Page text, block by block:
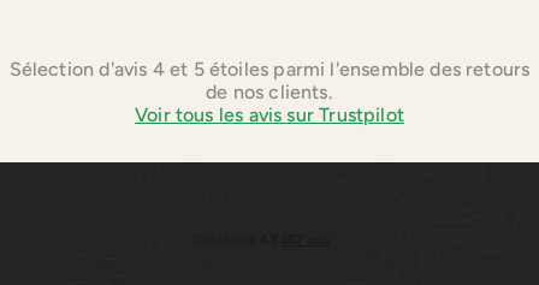
Sélection d'avis 4 et 5 étoiles parmi l'ensemble des retours
de nos clients.
Voir tous les avis sur Trustpilot